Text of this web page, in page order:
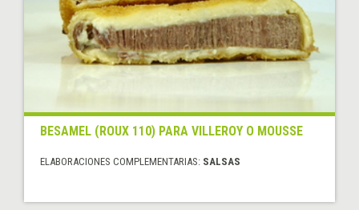
BESAMEL (ROUX 110) PARA VILLEROY O MOUSSE
ELABORACIONES COMPLEMENTARIAS: SALSAS